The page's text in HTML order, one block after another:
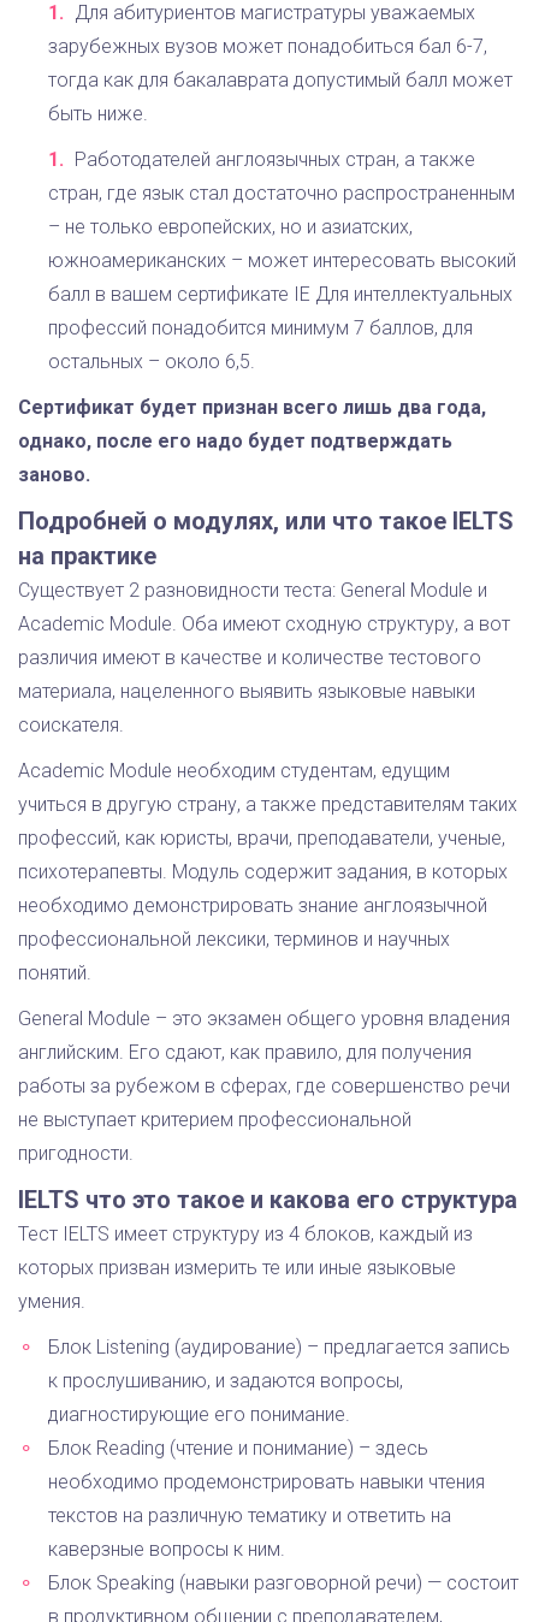
Для абитуриентов магистратуры уважаемых
зарубежных вузов может понадобиться бал 6-7,
тогда как для бакалаврата допустимый балл может
быть ниже.
Работодателей англоязычных стран, а также
стран, где язык стал достаточно распространенным
– не только европейских, но и азиатских,
южноамериканских – может интересовать высокий
балл в вашем сертификате IE Для интеллектуальных
профессий понадобится минимум 7 баллов, для
остальных – около 6,5.
Сертификат будет признан всего лишь два года,
однако, после его надо будет подтверждать
заново.
Подробней о модулях, или что такое IELTS
на практике
Существует 2 разновидности теста: General Module и
Academic Module. Оба имеют сходную структуру, а вот
различия имеют в качестве и количестве тестового
материала, нацеленного выявить языковые навыки
соискателя.
Academic Module необходим студентам, едущим
учиться в другую страну, а также представителям таких
профессий, как юристы, врачи, преподаватели, ученые,
психотерапевты. Модуль содержит задания, в которых
необходимо демонстрировать знание англоязычной
профессиональной лексики, терминов и научных
понятий.
General Module – это экзамен общего уровня владения
английским. Его сдают, как правило, для получения
работы за рубежом в сферах, где совершенство речи
не выступает критерием профессиональной
пригодности.
IELTS что это такое и какова его структура
Тест IELTS имеет структуру из 4 блоков, каждый из
которых призван измерить те или иные языковые
умения.
Блок Listening (аудирование) – предлагается запись
к прослушиванию, и задаются вопросы,
диагностирующие его понимание.
Блок Reading (чтение и понимание) – здесь
необходимо продемонстрировать навыки чтения
текстов на различную тематику и ответить на
каверзные вопросы к ним.
Блок Speaking (навыки разговорной речи) — состоит
в продуктивном общении с преподавателем,